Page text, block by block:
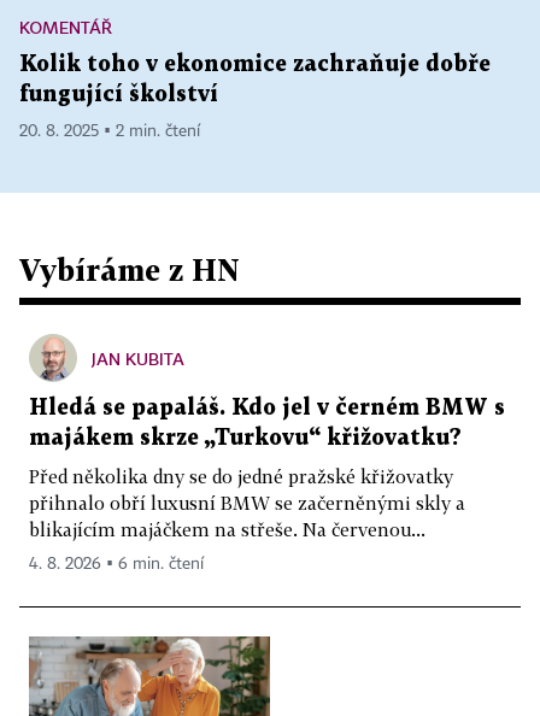
KOMENTÁŘ
Kolik toho v ekonomice zachraňuje dobře
fungující školství
20. 8. 2025 ▪ 2 min. čtení
Vybíráme z HN
JAN KUBITA
Hledá se papaláš. Kdo jel v černém BMW s
majákem skrze „Turkovu“ křižovatku?
Před několika dny se do jedné pražské křižovatky
přihnalo obří luxusní BMW se začerněnými skly a
blikajícím majáčkem na střeše. Na červenou...
4. 8. 2026 ▪ 6 min. čtení